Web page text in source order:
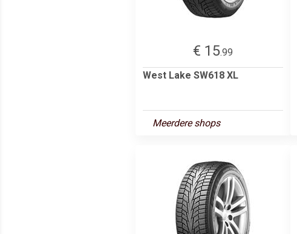
€ 15.99
West Lake SW618 XL
Meerdere shops